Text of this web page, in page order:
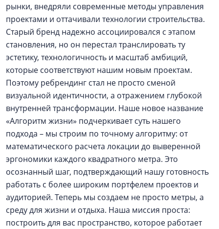
рынки, внедряли современные методы управления
проектами и оттачивали технологии строительства.
Старый бренд надежно ассоциировался с этапом
становления, но он перестал транслировать ту
эстетику, технологичность и масштаб амбиций,
которые соответствуют нашим новым проектам.
Поэтому ребрендинг стал не просто сменой
визуальной идентичности, а отражением глубокой
внутренней трансформации. Наше новое название
«Алгоритм жизни» подчеркивает суть нашего
подхода – мы строим по точному алгоритму: от
математического расчета локации до выверенной
эргономики каждого квадратного метра. Это
осознанный шаг, подтверждающий нашу готовность
работать с более широким портфелем проектов и
аудиторией. Теперь мы создаем не просто метры, а
среду для жизни и отдыха. Наша миссия проста:
построить для вас пространство, которое работает